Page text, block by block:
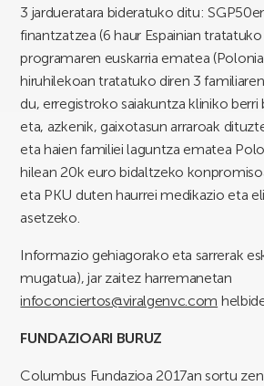
3 jardueratara bideratuko ditu:
finantzatzea (6 haur Espainian
programaren euskarria ematea
hiruhilekoan tratatuko diren 3
du, erregistroko saiakuntza kliniko berri
eta, azkenik, gaixotasun arraroak
eta haien familiei laguntza ematea
hilean 20k euro bidaltzeko
eta PKU duten haurrei medikazio eta
asetzeko.
Informazio gehiagorako eta sarrerak
mugatua), jar zaitez harremanetan
infoconciertos@viralgenvc.com
FUNDAZIOARI BURUZ
Columbus Fundazioa 2017an sortu